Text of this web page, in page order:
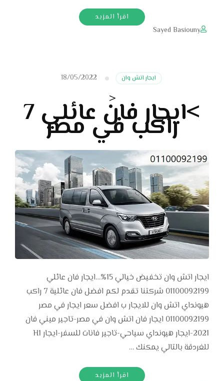
اقرأ المزيد
Sayed Basiouny
ايجار اتش وان 18/05/2022
< >ايجار فان عائلي 7 راكب في مصر
ايجار اتش وان تخفيض خيالي 15%…ايجار فان عائلي
01100092199 شركتنا تقدم لكم افضل فان عائلية 7 راكب
هيونداي اتش وان للايجار ب افضل سعر ايجار في مصر
01100092199 ايجار فان اتش وان في مصر-تاجير ميني فان
2021-ايجار هيونداي سياحي-تاجير فانات للسفر-ايجار H1
للغردقة بالتالي يمكنك …
اقرأ المزيد